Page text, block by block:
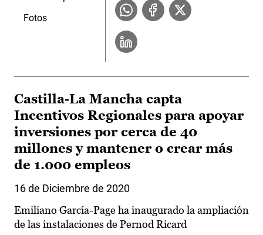
Fotos
Castilla-La Mancha capta
Incentivos Regionales para apoyar
inversiones por cerca de 40
millones y mantener o crear más
de 1.000 empleos
16 de Diciembre de 2020
Emiliano García-Page ha inaugurado la ampliación
de las instalaciones de Pernod Ricard